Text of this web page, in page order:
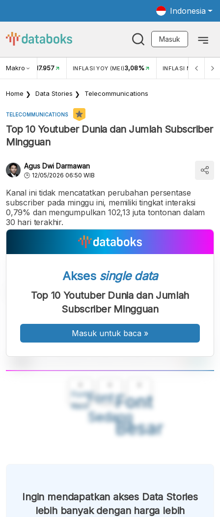
Indonesia
Masuk
Makro
USD/IDR 17.957 INFLASI YOY (MEI)3,08% INFLASI MOM (MEI)
Home Data Stories Telecommunications
TELECOMMUNICATIONS
Top 10 Youtuber Dunia dan Jumlah Subscriber
Mingguan
Agus Dwi Darmawan
12/05/2026 06:50 WIB
Kanal ini tidak mencatatkan perubahan persentase
subscriber pada minggu ini, memiliki tingkat interaksi
0,79% dan mengumpulkan 102,13 juta tontonan dalam
30 hari terakhir.
Font
Kecil
Font
Sedang
Font
Besar
Akses single data
Top 10 Youtuber Dunia dan Jumlah
Subscriber Mingguan
Masuk untuk baca »
Ingin mendapatkan akses Data Stories
lebih banyak dengan harga lebih